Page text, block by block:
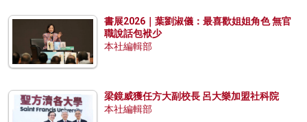
書展2026｜葉劉淑儀：最喜歡姐姐角色 無官
職說話包袱少
本社編輯部
梁鏡威獲任方大副校長 呂大樂加盟社科院
本社編輯部